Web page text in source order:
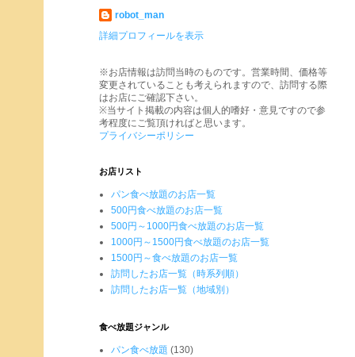
robot_man
詳細プロフィールを表示
※お店情報は訪問当時のものです。営業時間、価格等
変更されていることも考えられますので、訪問する際
はお店にご確認下さい。
※当サイト掲載の内容は個人的嗜好・意見ですので参
考程度にご覧頂ければと思います。
プライバシーポリシー
お店リスト
パン食べ放題のお店一覧
500円食べ放題のお店一覧
500円～1000円食べ放題のお店一覧
1000円～1500円食べ放題のお店一覧
1500円～食べ放題のお店一覧
訪問したお店一覧（時系列順）
訪問したお店一覧（地域別）
食べ放題ジャンル
パン食べ放題 (130)